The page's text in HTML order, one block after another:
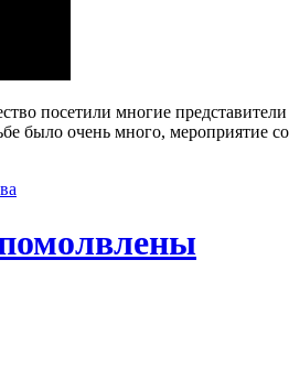
посетили многие
было очень много, мероприятие